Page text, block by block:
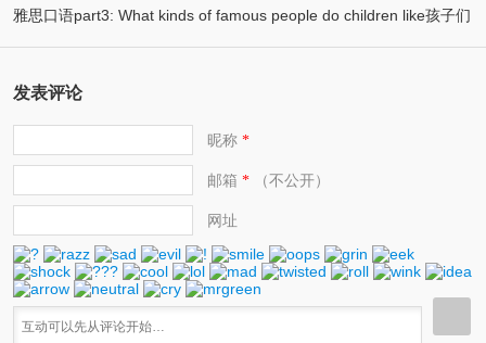
effects? 你认为科技永远都有好的影响吗？(2)
雅思口语part3: What kinds of famous people do children like孩子们
(2)
发表评论
昵称*
邮箱 *（不公开）
网址